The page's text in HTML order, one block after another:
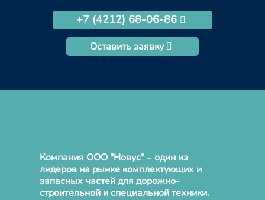
+7 (4212) 68-06-86
Оставить заявку
Компания ООО "Новус" – один из
лидеров на рынке комплектующих и
запасных частей для дорожно-
строительной и специальной техники.